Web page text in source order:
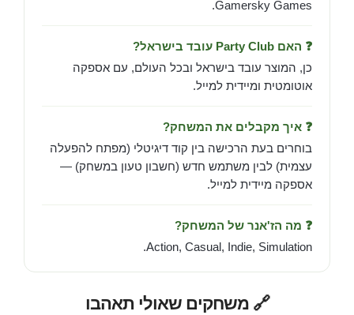
Gamersky Games.
❓ האם Party Club עובד בישראל?
כן, המוצר עובד בישראל ובכל העולם, עם אספקה
אוטומטית ומיידית למייל.
❓ איך מקבלים את המשחק?
בוחרים בעת הרכישה בין קוד דיגיטלי (מפתח להפעלה
עצמית) לבין משתמש חדש (חשבון טעון במשחק) —
אספקה מיידית למייל.
❓ מה הז'אנר של המשחק?
Action, Casual, Indie, Simulation.
🔗 משחקים שאולי תאהבו